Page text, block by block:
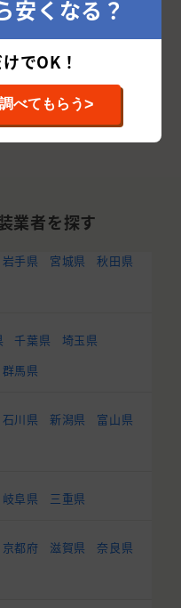
業者を探す
岩手県 宮城県
秋田県
千葉県
埼玉県
群馬県
石川県 新潟県
富山県
岐阜県 三重県
京都府 滋賀県
奈良県
安くなる？
でOK！
べてもらう>